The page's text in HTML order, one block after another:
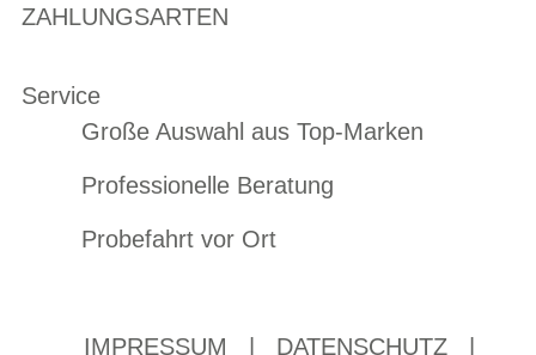
ZAHLUNGSARTEN
Service
Große Auswahl aus Top-Marken
Professionelle Beratung
Probefahrt vor Ort
IMPRESSUM DATENSCHUTZ